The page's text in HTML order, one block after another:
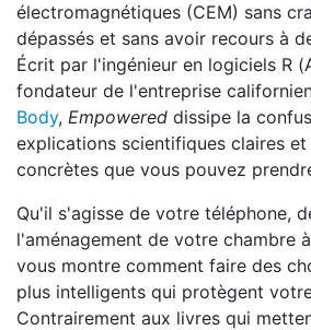
électromagnétiques (CEM) sans
dépassés et sans avoir recours à
Écrit par l'ingénieur en logiciels R
fondateur de l'entreprise
Body, Empowered dissipe la
explications scientifiques claires et
concrètes que vous pouvez
Qu'il s'agisse de votre téléphone,
l'aménagement de votre chambre
vous montre comment faire des
plus intelligents qui protègent
Contrairement aux livres qui